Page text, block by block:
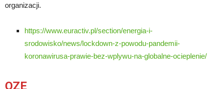
organizacji.
https://www.euractiv.pl/section/energia-i-
srodowisko/news/lockdown-z-powodu-pandemii-
koronawirusa-prawie-bez-wplywu-na-globalne-ocieplenie/
OZE